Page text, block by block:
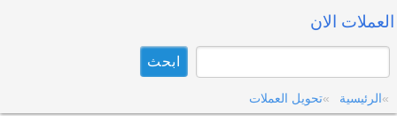
العملات الان
الرئيسية تحويل العملات